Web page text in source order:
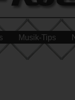
Musik-Tips